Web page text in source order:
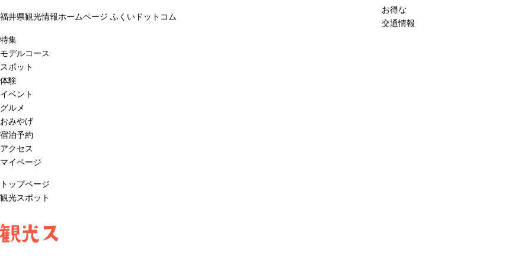
福井県観光情報ホームページ ふくいドットコム
お得な
交通情報
特集
モデルコース
スポット
体験
イベント
グルメ
おみやげ
宿泊予約
アクセス
マイページ
トップページ
観光スポット
光ス